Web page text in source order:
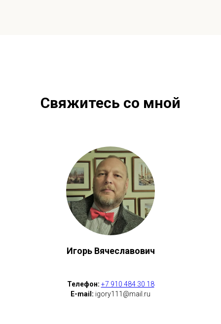
Свяжитесь со мной
Игорь Вячеславович
Телефон: +7 910 484 30 18
E-mail: igory111@mail.ru